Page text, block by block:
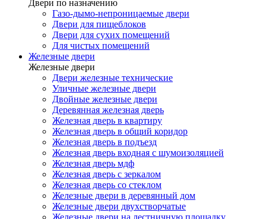
Двери по назначению
Газо-дымо-непроницаемые двери
Двери для пищеблоков
Двери для сухих помещений
Для чистых помещений
Железные двери
Железные двери
Двери железные технические
Уличные железные двери
Двойные железные двери
Деревянная железная дверь
Железная дверь в квартиру
Железная дверь в общий коридор
Железная дверь в подъезд
Железная дверь входная с шумоизоляцией
Железная дверь мдф
Железная дверь с зеркалом
Железная дверь со стеклом
Железные двери в деревянный дом
Железные двери двухстворчатые